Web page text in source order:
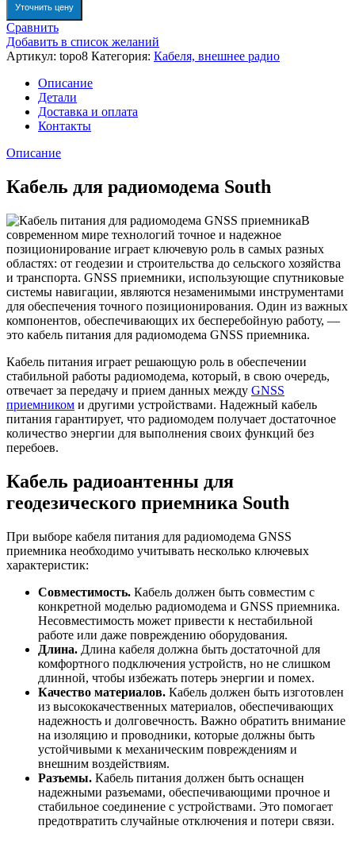
Уточнить цену
Сравнить
Добавить в список желаний
Артикул: topo8 Категория: Кабеля, внешнее радио
Описание
Детали
Доставка и оплата
Контакты
Описание
Кабель для радиомодема South
В
современном мире технологий точное и надежное
позиционирование играет ключевую роль в самых разных
областях: от геодезии и строительства до сельского хозяйства
и транспорта. GNSS приемники, использующие спутниковые
системы навигации, являются незаменимыми инструментами
для обеспечения точного позиционирования. Один из важных
компонентов, обеспечивающих их бесперебойную работу, —
это кабель питания для радиомодема GNSS приемника.
Кабель питания играет решающую роль в обеспечении
стабильной работы радиомодема, который, в свою очередь,
отвечает за передачу и прием данных между GNSS
приемником и другими устройствами. Надежный кабель
питания гарантирует, что радиомодем получает достаточное
количество энергии для выполнения своих функций без
перебоев.
Кабель радиоантенны для
геодезического приемника South
При выборе кабеля питания для радиомодема GNSS
приемника необходимо учитывать несколько ключевых
характеристик:
Совместимость. Кабель должен быть совместим с
конкретной моделью радиомодема и GNSS приемника.
Несовместимость может привести к нестабильной
работе или даже повреждению оборудования.
Длина. Длина кабеля должна быть достаточной для
комфортного подключения устройств, но не слишком
длинной, чтобы избежать потерь энергии и помех.
Качество материалов. Кабель должен быть изготовлен
из высококачественных материалов, обеспечивающих
надежность и долговечность. Важно обратить внимание
на изоляцию и проводники, которые должны быть
устойчивыми к механическим повреждениям и
внешним воздействиям.
Разъемы. Кабель питания должен быть оснащен
надежными разъемами, обеспечивающими прочное и
стабильное соединение с устройствами. Это помогает
предотвратить случайные отключения и потери связи.